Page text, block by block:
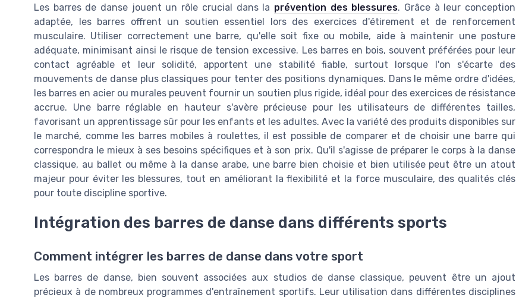
Les barres de danse jouent un rôle crucial dans la prévention des blessures. Grâce à leur conception
adaptée, les barres offrent un soutien essentiel lors des exercices d'étirement et de renforcement
musculaire. Utiliser correctement une barre, qu'elle soit fixe ou mobile, aide à maintenir une posture
adéquate, minimisant ainsi le risque de tension excessive. Les barres en bois, souvent préférées pour leur
contact agréable et leur solidité, apportent une stabilité fiable, surtout lorsque l'on s'écarte des
mouvements de danse plus classiques pour tenter des positions dynamiques. Dans le même ordre d'idées,
les barres en acier ou murales peuvent fournir un soutien plus rigide, idéal pour des exercices de résistance
accrue. Une barre réglable en hauteur s'avère précieuse pour les utilisateurs de différentes tailles,
favorisant un apprentissage sûr pour les enfants et les adultes. Avec la variété des produits disponibles sur
le marché, comme les barres mobiles à roulettes, il est possible de comparer et de choisir une barre qui
correspondra le mieux à ses besoins spécifiques et à son prix. Qu'il s'agisse de préparer le corps à la danse
classique, au ballet ou même à la danse arabe, une barre bien choisie et bien utilisée peut être un atout
majeur pour éviter les blessures, tout en améliorant la flexibilité et la force musculaire, des qualités clés
pour toute discipline sportive.
Intégration des barres de danse dans différents sports
Comment intégrer les barres de danse dans votre sport
Les barres de danse, bien souvent associées aux studios de danse classique, peuvent être un ajout
précieux à de nombreux programmes d'entraînement sportifs. Leur utilisation dans différentes disciplines